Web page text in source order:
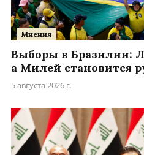
Мнения
Выборы в Бразилии:
а Милей становится
5 августа 2026 г.